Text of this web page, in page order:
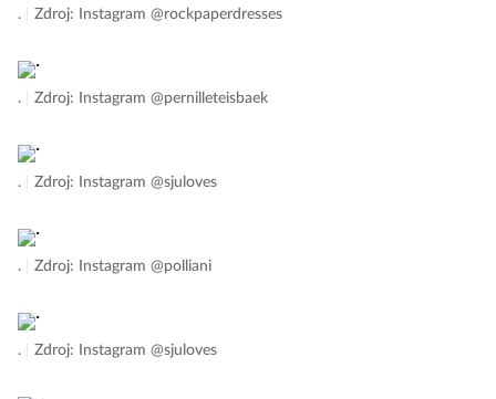
. Zdroj: Instagram @rockpaperdresses
. Zdroj: Instagram @pernilleteisbaek
. Zdroj: Instagram @sjuloves
. Zdroj: Instagram @polliani
. Zdroj: Instagram @sjuloves